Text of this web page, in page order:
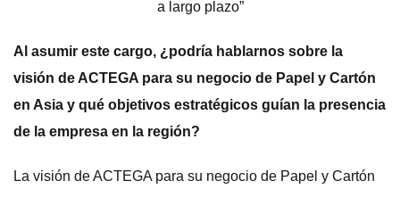
Al asumir este cargo, ¿podría hablarnos sobre la
visión de ACTEGA para su negocio de Papel y Cartón
en Asia y qué objetivos estratégicos guían la presencia
de la empresa en la región?
La visión de ACTEGA para su negocio de Papel y Cartón